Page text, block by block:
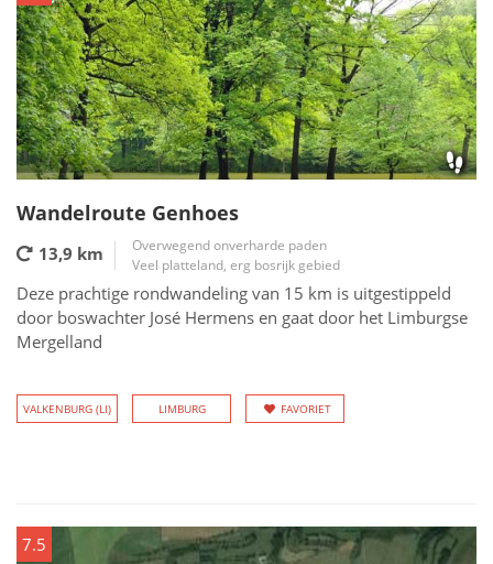
Wandelroute Genhoes
13,9 km
Overwegend onverharde paden
Veel platteland, erg bosrijk gebied
Deze prachtige rondwandeling van 15 km is uitgestippeld
door boswachter José Hermens en gaat door het Limburgse
Mergelland
VALKENBURG (LI) LIMBURG FAVORIET
7.5